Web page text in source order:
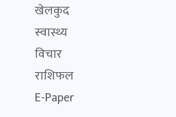
खेलकुद
स्वास्थ्य
विचार
राशिफल
E-Paper